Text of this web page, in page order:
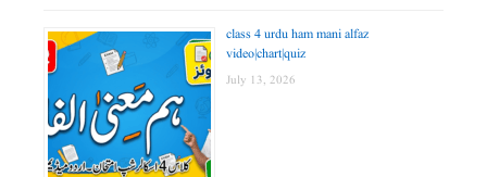
class 4 urdu ham mani alfaz
video|chart|quiz
July 13, 2026